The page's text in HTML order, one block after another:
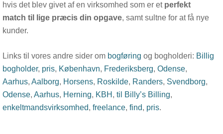
hvis det blev givet af en virksomhed som er et perfekt
match til lige præcis din opgave, samt sultne for at få nye
kunder.
Links til vores andre sider om bogføring og bogholderi: Billig
bogholder, pris, København, Frederiksberg, Odense,
Aarhus, Aalborg, Horsens, Roskilde, Randers, Svendborg,
Odense, Aarhus, Herning, KBH , til Billy’s Billing,
enkeltmandsvirksomhed, freelance, find, pris.